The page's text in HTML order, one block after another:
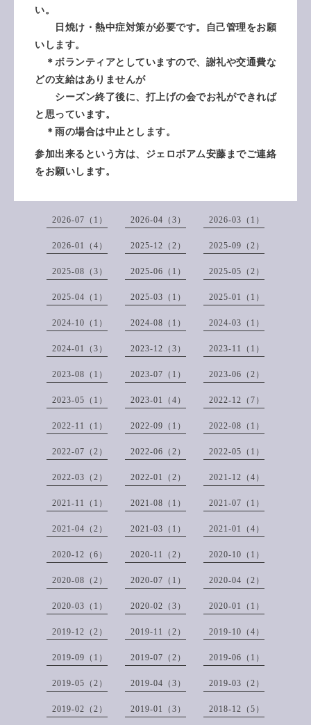
い。
日焼け・熱中症対策が必要です。自己管理をお願
いします。
＊ボランティアとしていますので、謝礼や交通費な
どの支給はありませんが
シーズン終了後に、打上げの会でお礼ができれば
と思っています。
＊雨の場合は中止とします。
参加出来るという方は、ジェロボアム安藤までご連絡
をお願いします。
2026-07（1） 2026-04（3） 2026-03（1）
2026-01（4） 2025-12（2） 2025-09（2）
2025-08（3） 2025-06（1） 2025-05（2）
2025-04（1） 2025-03（1） 2025-01（1）
2024-10（1） 2024-08（1） 2024-03（1）
2024-01（3） 2023-12（3） 2023-11（1）
2023-08（1） 2023-07（1） 2023-06（2）
2023-05（1） 2023-01（4） 2022-12（7）
2022-11（1） 2022-09（1） 2022-08（1）
2022-07（2） 2022-06（2） 2022-05（1）
2022-03（2） 2022-01（2） 2021-12（4）
2021-11（1） 2021-08（1） 2021-07（1）
2021-04（2） 2021-03（1） 2021-01（4）
2020-12（6） 2020-11（2） 2020-10（1）
2020-08（2） 2020-07（1） 2020-04（2）
2020-03（1） 2020-02（3） 2020-01（1）
2019-12（2） 2019-11（2） 2019-10（4）
2019-09（1） 2019-07（2） 2019-06（1）
2019-05（2） 2019-04（3） 2019-03（2）
2019-02（2） 2019-01（3） 2018-12（5）